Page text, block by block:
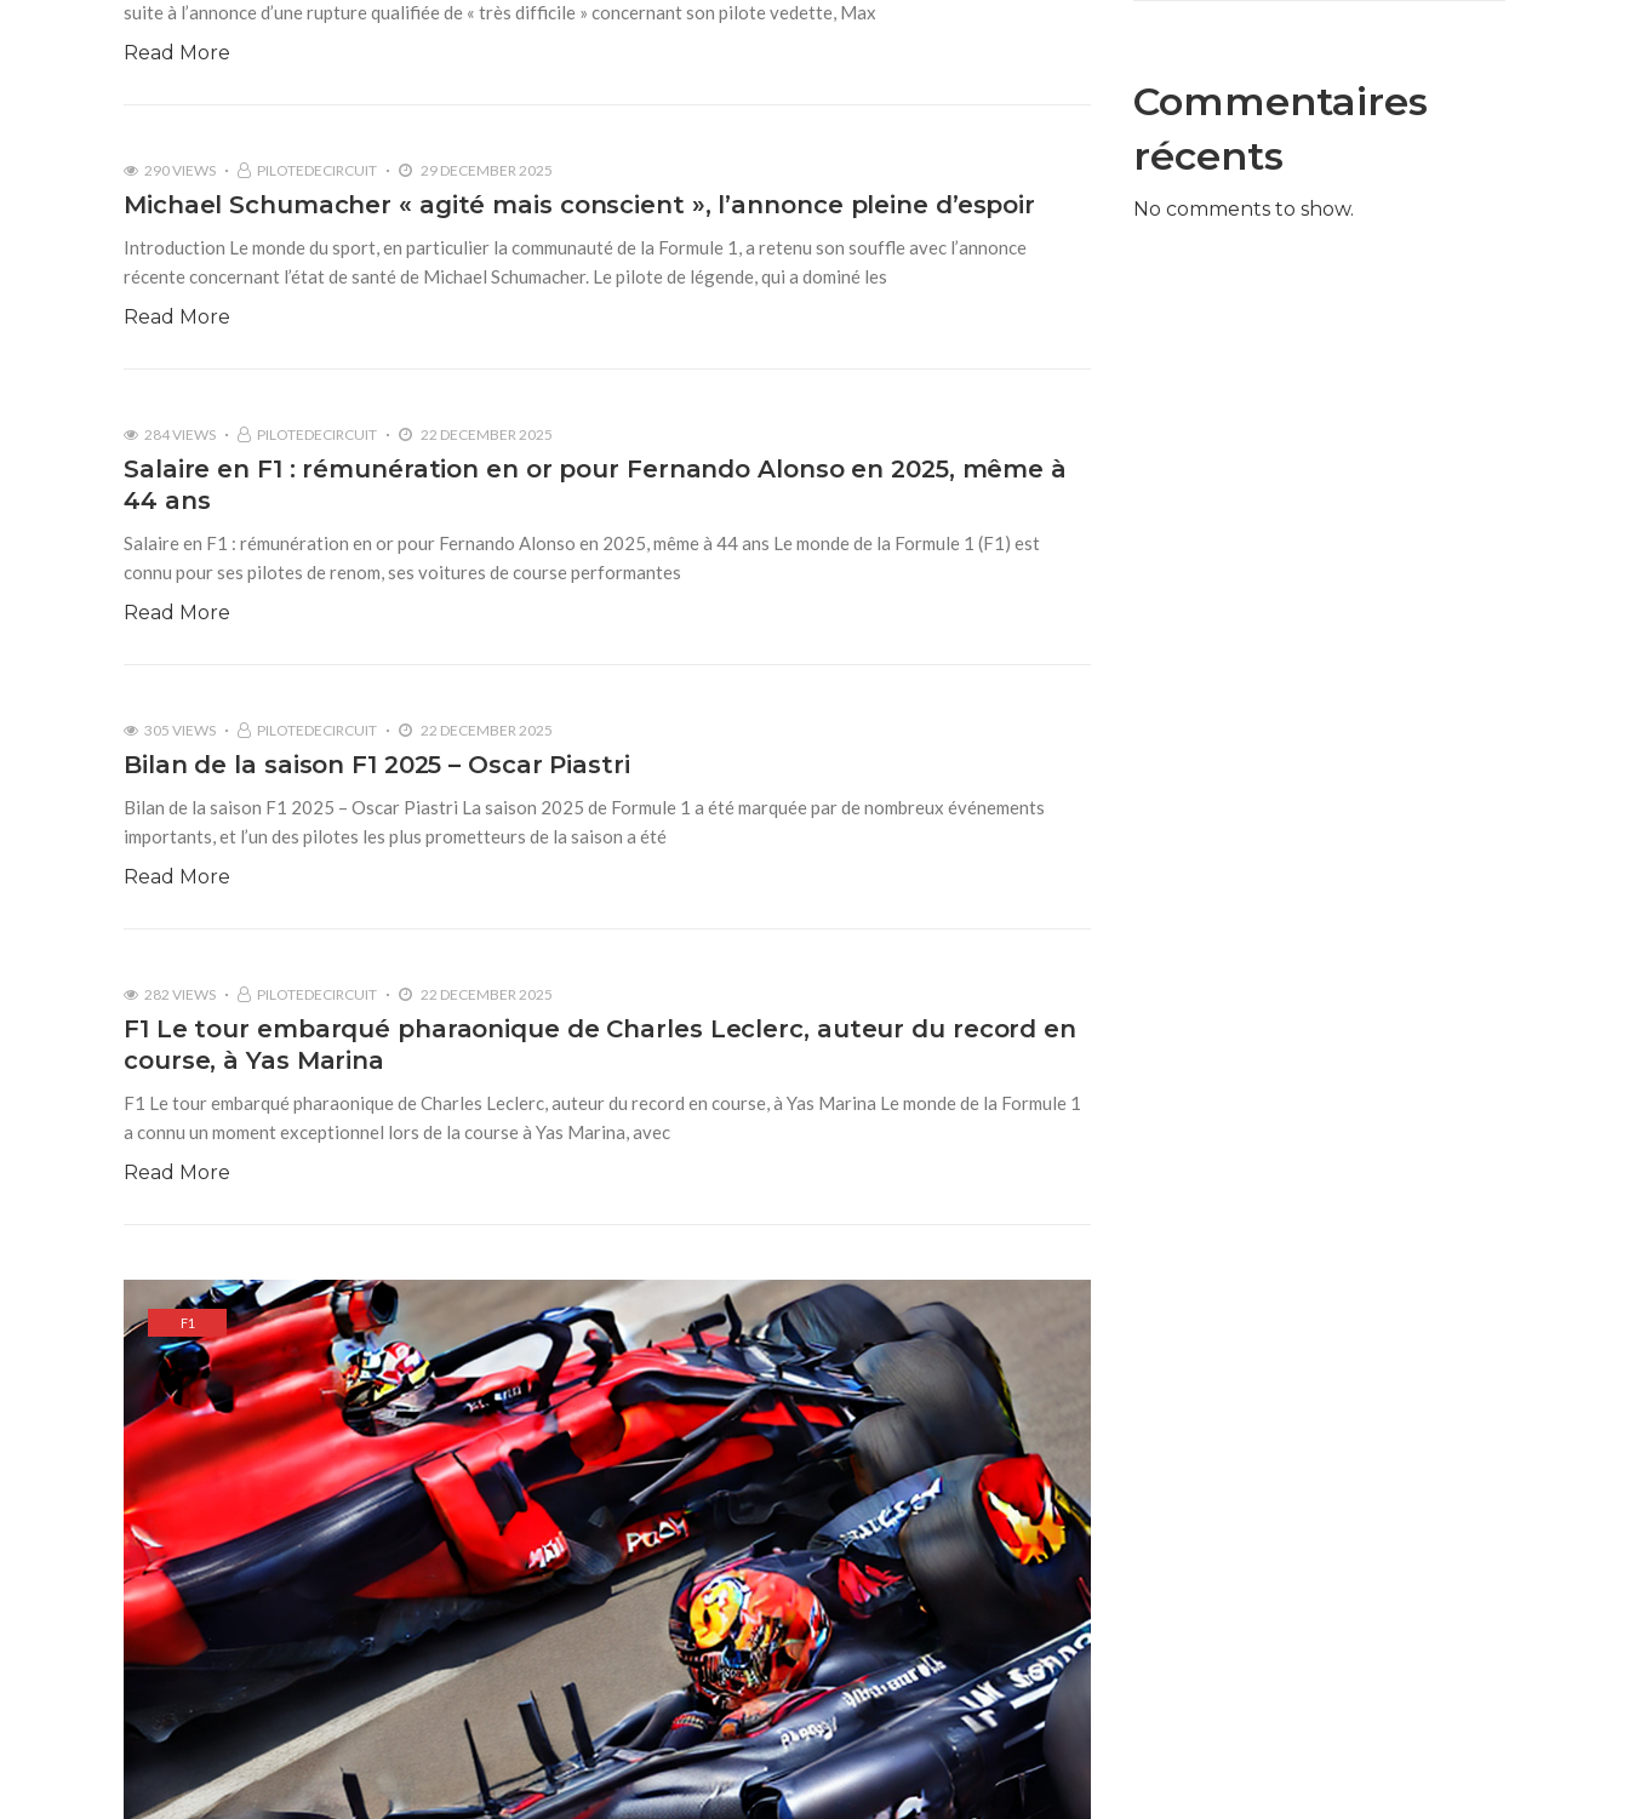
suite à l’annonce d’une rupture qualifiée de « très difficile » concernant son pilote vedette, Max
Read More
290 VIEWS PILOTEDECIRCUIT 29 DECEMBER 2025
Michael Schumacher « agité mais conscient », l’annonce pleine d’espoir
Introduction Le monde du sport, en particulier la communauté de la Formule 1, a retenu son souffle avec l’annonce
récente concernant l’état de santé de Michael Schumacher. Le pilote de légende, qui a dominé les
Read More
284 VIEWS PILOTEDECIRCUIT 22 DECEMBER 2025
Salaire en F1 : rémunération en or pour Fernando Alonso en 2025, même à
44 ans
Salaire en F1 : rémunération en or pour Fernando Alonso en 2025, même à 44 ans Le monde de la Formule 1 (F1) est
connu pour ses pilotes de renom, ses voitures de course performantes
Read More
305 VIEWS PILOTEDECIRCUIT 22 DECEMBER 2025
Bilan de la saison F1 2025 – Oscar Piastri
Bilan de la saison F1 2025 – Oscar Piastri La saison 2025 de Formule 1 a été marquée par de nombreux événements
importants, et l’un des pilotes les plus prometteurs de la saison a été
Read More
282 VIEWS PILOTEDECIRCUIT 22 DECEMBER 2025
F1 Le tour embarqué pharaonique de Charles Leclerc, auteur du record en
course, à Yas Marina
F1 Le tour embarqué pharaonique de Charles Leclerc, auteur du record en course, à Yas Marina Le monde de la Formule 1
a connu un moment exceptionnel lors de la course à Yas Marina, avec
Read More
F1
Commentaires
récents
No comments to show.